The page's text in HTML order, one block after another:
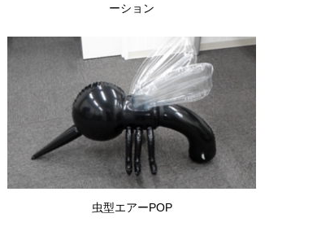
ーション
虫型エアーPOP